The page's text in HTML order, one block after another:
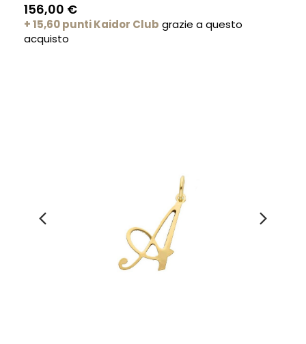
156,00 €
+ 15,60 punti Kaidor Club grazie a questo
acquisto